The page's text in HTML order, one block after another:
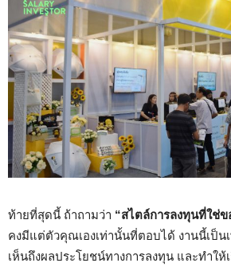
ท้ายที่สุดนี้ ถ้าถามว่า “สไตล์การลงทุนที่ใช่ข
คงมีแต่ตัวคุณเองเท่านั้นที่ตอบได้ งานนี้เป็น
เห็นถึงผลประโยชน์ทางการลงทุน และทำใ